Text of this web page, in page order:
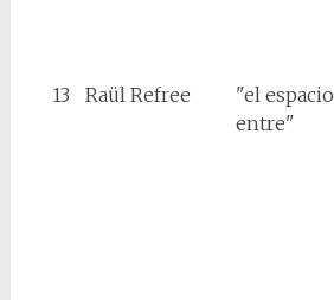
13 Raül Refree
"el espacio
entre"